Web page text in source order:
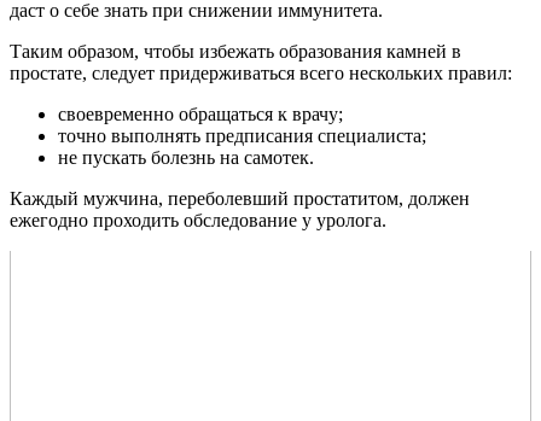
даст о себе знать при снижении иммунитета.
Таким образом, чтобы избежать образования камней в
простате, следует придерживаться всего нескольких правил:
своевременно обращаться к врачу;
точно выполнять предписания специалиста;
не пускать болезнь на самотек.
Каждый мужчина, переболевший простатитом, должен
ежегодно проходить обследование у уролога.